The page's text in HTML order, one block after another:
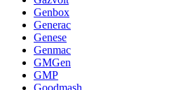
Genbox
Generac
Genese
Genmac
GMGen
GMP
Goodmash